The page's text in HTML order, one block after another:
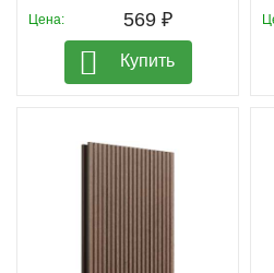
Цена: 569 ₽
Купить